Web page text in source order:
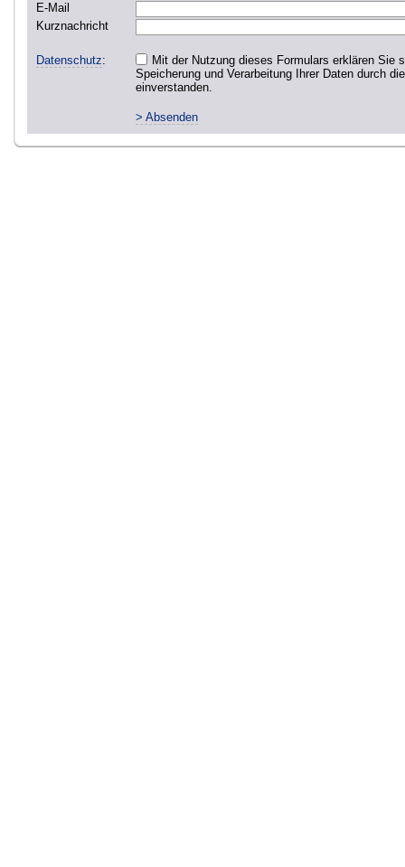
E-Mail
Kurznachricht
Datenschutz:
Mit der Nutzung dieses Formulars erklären Sie
Speicherung und Verarbeitung Ihrer Daten durch
einverstanden.
> Absenden